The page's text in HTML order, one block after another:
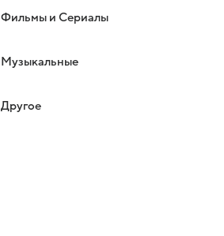
Фильмы и Сериалы
Музыкальные
Другое